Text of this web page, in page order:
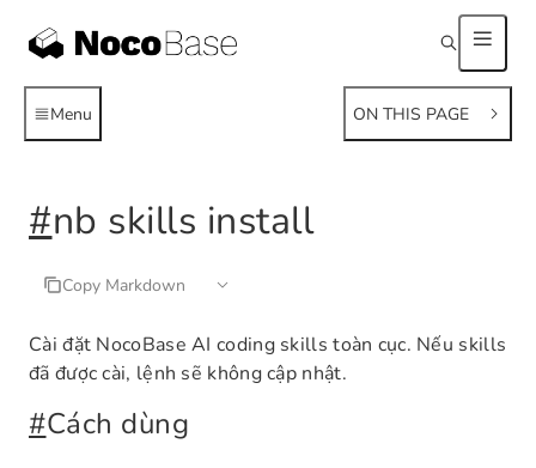
Menu ON THIS PAGE
#nb skills install
Copy Markdown
Cài đặt NocoBase AI coding skills toàn cục. Nếu skills
đã được cài, lệnh sẽ không cập nhật.
#Cách dùng